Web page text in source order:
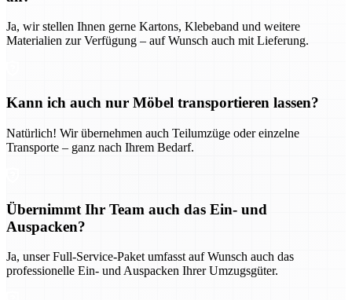
Ja, wir stellen Ihnen gerne Kartons, Klebeband und weitere
Materialien zur Verfügung – auf Wunsch auch mit Lieferung.
Kann ich auch nur Möbel transportieren lassen?
Natürlich! Wir übernehmen auch Teilumzüge oder einzelne
Transporte – ganz nach Ihrem Bedarf.
Übernimmt Ihr Team auch das Ein- und
Auspacken?
Ja, unser Full-Service-Paket umfasst auf Wunsch auch das
professionelle Ein- und Auspacken Ihrer Umzugsgüter.